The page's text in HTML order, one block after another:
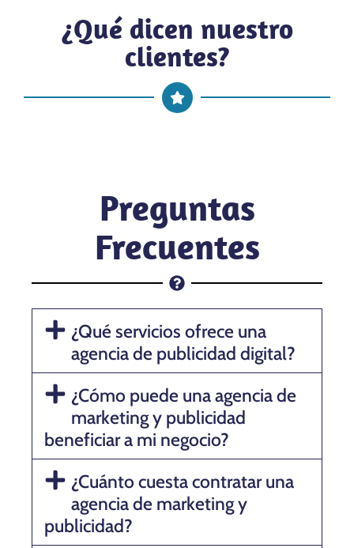
¿Qué dicen nuestro
clientes?
Preguntas
Frecuentes
¿Qué servicios ofrece una
agencia de publicidad digital?
¿Cómo puede una agencia de
marketing y publicidad
beneficiar a mi negocio?
¿Cuánto cuesta contratar una
agencia de marketing y
publicidad?